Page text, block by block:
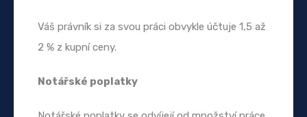
Váš právník si za svou práci obvykle účtuje 1,5 až
2 % z kupní ceny.
Notářské poplatky